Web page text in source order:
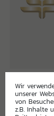
Wir
unserer
von
z.B. Inhalte